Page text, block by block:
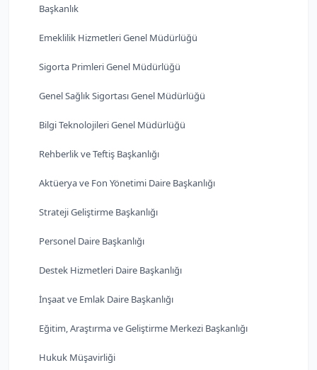
Başkanlık
Emeklilik Hizmetleri Genel Müdürlüğü
Sigorta Primleri Genel Müdürlüğü
Genel Sağlık Sigortası Genel Müdürlüğü
Bilgi Teknolojileri Genel Müdürlüğü
Rehberlik ve Teftiş Başkanlığı
Aktüerya ve Fon Yönetimi Daire Başkanlığı
Strateji Geliştirme Başkanlığı
Personel Daire Başkanlığı
Destek Hizmetleri Daire Başkanlığı
İnşaat ve Emlak Daire Başkanlığı
Eğitim, Araştırma ve Geliştirme Merkezi Başkanlığı
Hukuk Müşavirliği